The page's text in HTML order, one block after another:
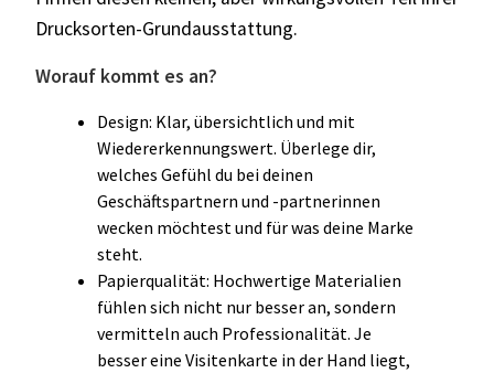
Drucksorten-Grundausstattung.
Worauf kommt es an?
Design: Klar, übersichtlich und mit
Wiedererkennungswert. Überlege dir,
welches Gefühl du bei deinen
Geschäftspartnern und -partnerinnen
wecken möchtest und für was deine Marke
steht.
Papierqualität: Hochwertige Materialien
fühlen sich nicht nur besser an, sondern
vermitteln auch Professionalität. Je
besser eine Visitenkarte in der Hand liegt,